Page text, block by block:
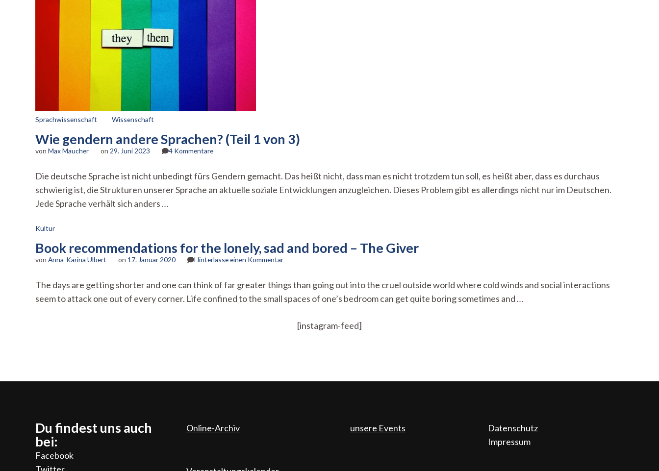
Sprachwissenschaft Wissenschaft
Wie gendern andere Sprachen? (Teil 1 von 3)
von Max Maucher on 29. Juni 2023 4 Kommentarezu
andere
Sprachen?
Die deutsche Sprache ist nicht unbedingt fürs Gendern gemacht. Das heißt nicht, dass man es nicht trotzdem tun soll, es heißt aber, dass es durchaus
schwierig ist, die Strukturen unserer Sprache an aktuelle soziale Entwicklungen anzugleichen. Dieses Problem gibt es allerdings nicht nur im Deutschen.
Jede Sprache verhält sich anders …
Kultur
Book recommendations for the lonely, sad and bored – The Giver
von Anna-Karina Ulbert on 17. Januar 2020 Hinterlasse einen Kommentarzu
for
the
The days are getting shorter and one can think of far greater things than going out into the cruel outside world where cold winds and social interactions
seem to attack one out of every corner. Life confined to the small spaces of one’s bedroom can get quite boring sometimes and …
[instagram-feed]
Du findest uns auch
bei:
Facebook
Online-Archiv unsere Events
Datenschutz
Impressum